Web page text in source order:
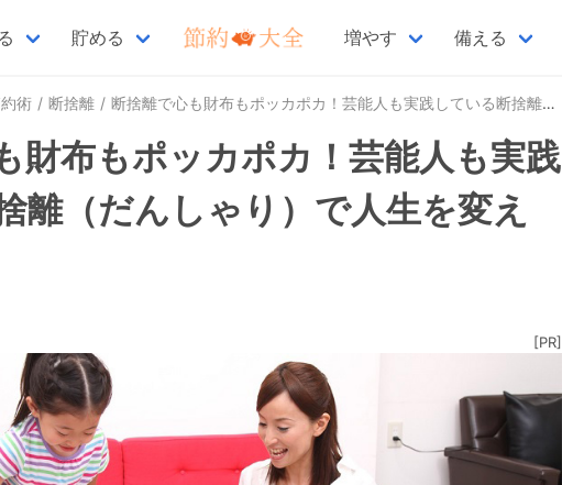
貯める 増やす 備える
術 断捨離 断捨離で心も財布もポッカポカ！芸能人も実践している断捨離（だんしゃり）で人生を変えよう！
財布もポッカポカ！芸能人も実践
離（だんしゃり）で人生を変え
[PR]